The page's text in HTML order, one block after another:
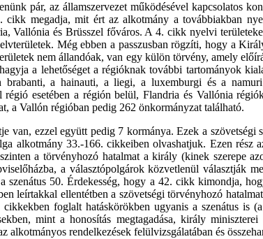
pár, az államszervezet működésével kapcsolatos
megadja, mit ért az alkotmány a továbbiakban
Vallónia és Brüsszel főváros. A 4. cikk nyelvi
Még ebben a passzusban rögzíti, hogy a
nem állandóak, van egy külön törvény, amely
a lehetőséget a régióknak további tartományok
a hainauti, a liegi, a luxemburgi és a
esetében a régión belül, Flandria és Vallónia
a Vallón régióban pedig 262 önkormányzat található.
van, ezzel együtt pedig 7 kormánya. Ezek a
alkotmány 33.-166. cikkeiben olvashatjuk. Ezen
a törvényhozó hatalmat a király (kinek szerepe
a választópolgárok közvetlenül választják
50. Érdekesség, hogy a 42. cikk kimondja,
leírtakkal ellentétben a szövetségi törvényhozó
foglalt hatáskörökben ugyanis a szenátus is
mint a honosítás megtagadása, király
rendelkezések felülvizsgálatában és